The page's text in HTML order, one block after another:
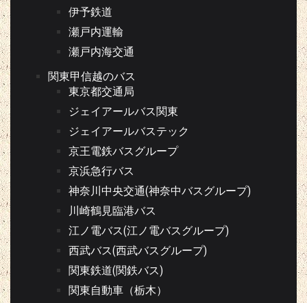
伊予鉄道
瀬戸内運輸
瀬戸内海交通
関東甲信越のバス
東京都交通局
ジェイアールバス関東
ジェイアールバステック
京王電鉄バスグループ
京浜急行バス
神奈川中央交通(神奈中バスグループ)
川崎鶴見臨港バス
江ノ電バス(江ノ電バスグループ)
西武バス(西武バスグループ)
関東鉄道(関鉄バス)
関東自動車（栃木）